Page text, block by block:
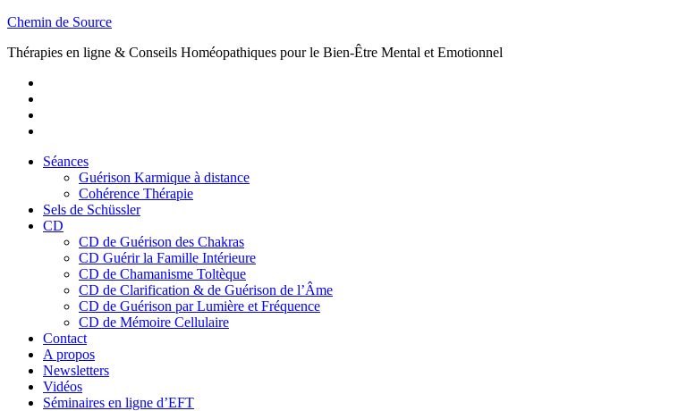
Skip
content
Chemin de Source
Thérapies en ligne & Conseils Homéopathiques pour le Bien-Être Mental et Emotionnel
Séances
Guérison Karmique à distance
Cohérence Thérapie
Sels de Schüssler
CD
CD de Guérison des Chakras
CD Guérir la Famille Intérieure
CD de Chamanisme Toltèque
CD de Clarification & de Guérison de l’Âme
CD de Guérison par Lumière et Fréquence
CD de Mémoire Cellulaire
Contact
A propos
Newsletters
Vidéos
Séminaires en ligne d’EFT